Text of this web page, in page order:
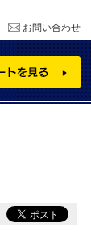
お問い合わせ